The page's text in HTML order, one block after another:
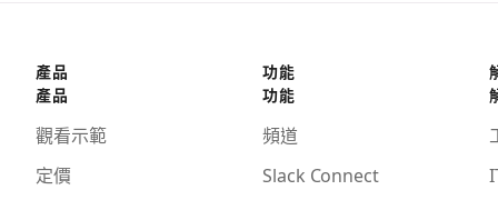
產品
產品
觀看示範
定價
功能
功能
頻道
Slack Connect